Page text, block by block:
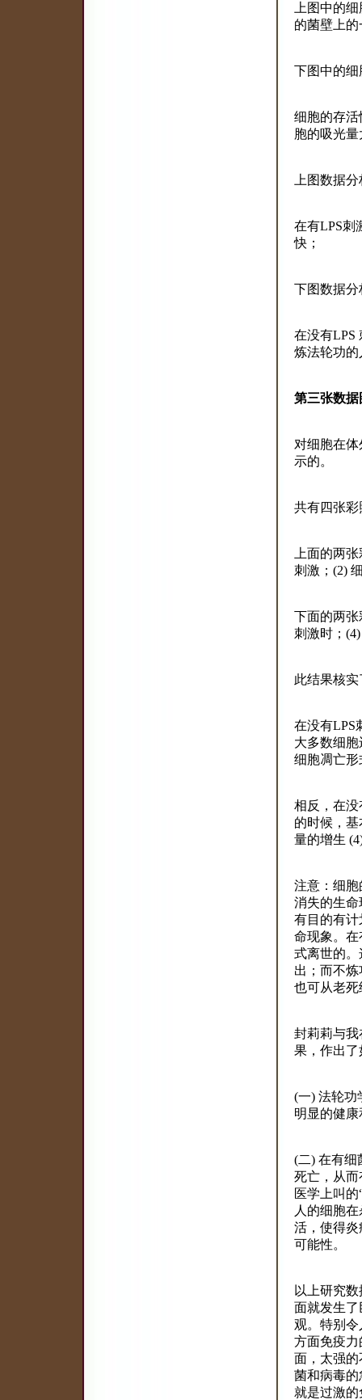
上图中的
的菌壁上
下图中的细
细胞的存
胞的吸光
上图数据
在有LPS刺
快；
下图数据分
在没有LPS
炼法轮功
第三张数据
对细胞在
示的。
共有四张
上面的两
刺激；(2)
下面的两张
刺激时；
此结果核
在没有LPS
大多数细
细胞凋亡形
相反，在没
的时候，
量的增生
注意：细胞
消失的生命
有目的有
命现象。在
式离世的
出；而不
也可从老死
封莉莉与
果，作出
(一) 法轮功
明显的健
(二) 在有细
死亡，从而
医学上叫
人的细胞
活，使得
可能性。
以上研究
面就发生
观。特别令
方面免疫力
面，太强
菌和病毒的
就是过激